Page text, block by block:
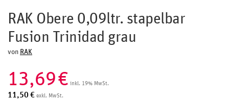
RAK Obere 0,09ltr. stapelbar
Fusion Trinidad grau
von RAK
13,69€ inkl. 19% MwSt.
11,50€ exkl. MwSt.